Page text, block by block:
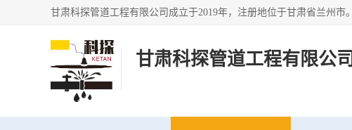
甘肃科探管道工程有限公司